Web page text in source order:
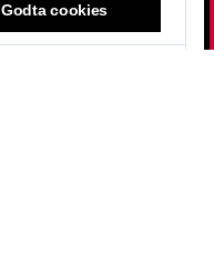
Godta cookies